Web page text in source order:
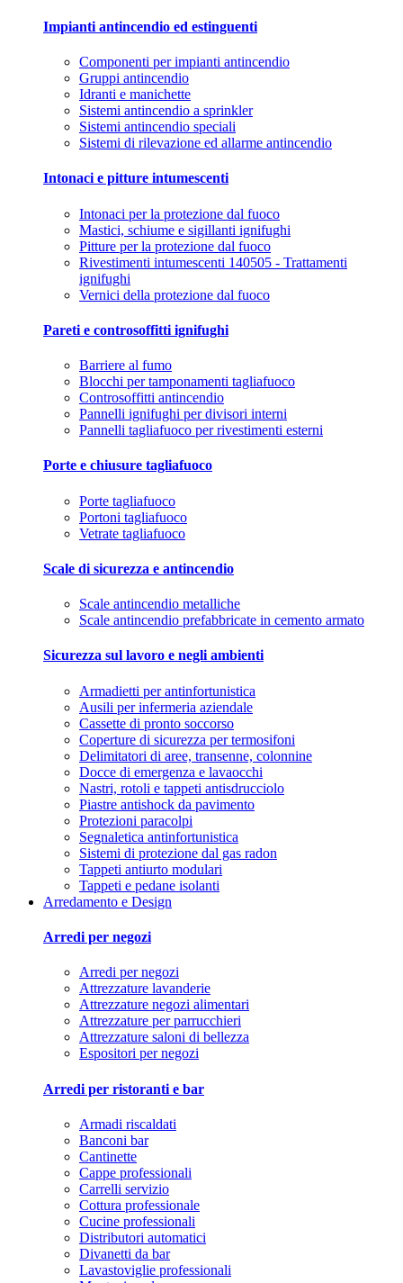
Impianti antincendio ed estinguenti
Componenti per impianti antincendio
Gruppi antincendio
Idranti e manichette
Sistemi antincendio a sprinkler
Sistemi antincendio speciali
Sistemi di rilevazione ed allarme antincendio
Intonaci e pitture intumescenti
Intonaci per la protezione dal fuoco
Mastici, schiume e sigillanti ignifughi
Pitture per la protezione dal fuoco
Rivestimenti intumescenti 140505 - Trattamenti
ignifughi
Vernici della protezione dal fuoco
Pareti e controsoffitti ignifughi
Barriere al fumo
Blocchi per tamponamenti tagliafuoco
Controsoffitti antincendio
Pannelli ignifughi per divisori interni
Pannelli tagliafuoco per rivestimenti esterni
Porte e chiusure tagliafuoco
Porte tagliafuoco
Portoni tagliafuoco
Vetrate tagliafuoco
Scale di sicurezza e antincendio
Scale antincendio metalliche
Scale antincendio prefabbricate in cemento armato
Sicurezza sul lavoro e negli ambienti
Armadietti per antinfortunistica
Ausili per infermeria aziendale
Cassette di pronto soccorso
Coperture di sicurezza per termosifoni
Delimitatori di aree, transenne, colonnine
Docce di emergenza e lavaocchi
Nastri, rotoli e tappeti antisdrucciolo
Piastre antishock da pavimento
Protezioni paracolpi
Segnaletica antinfortunistica
Sistemi di protezione dal gas radon
Tappeti antiurto modulari
Tappeti e pedane isolanti
Arredamento e Design
Arredi per negozi
Arredi per negozi
Attrezzature lavanderie
Attrezzature negozi alimentari
Attrezzature per parrucchieri
Attrezzature saloni di bellezza
Espositori per negozi
Arredi per ristoranti e bar
Armadi riscaldati
Banconi bar
Cantinette
Cappe professionali
Carrelli servizio
Cottura professionale
Cucine professionali
Distributori automatici
Divanetti da bar
Lavastoviglie professionali